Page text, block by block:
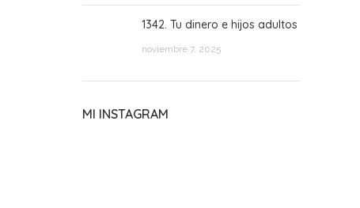
1342. Tu dinero e hijos adultos
noviembre 7, 2025
MI INSTAGRAM